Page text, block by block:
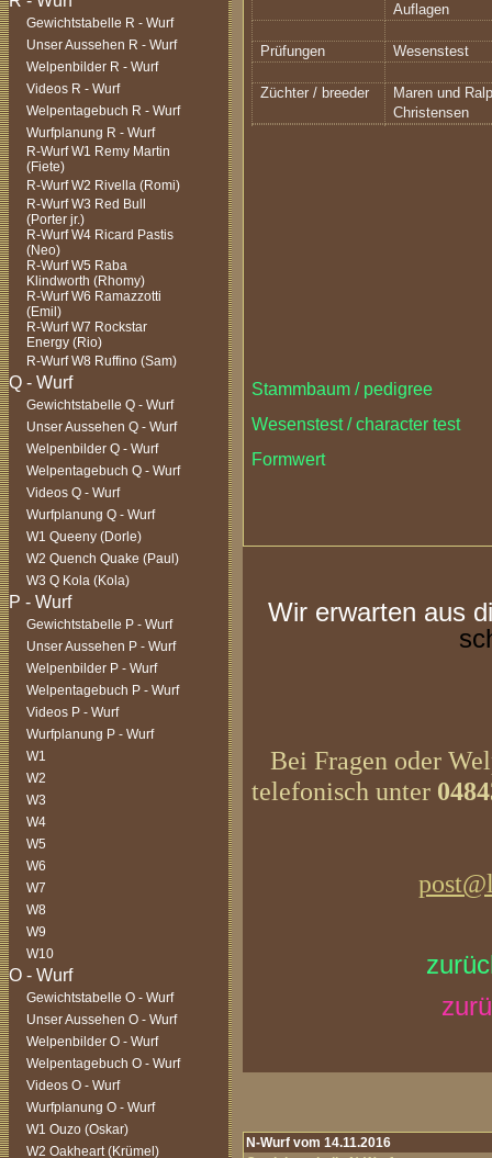
Gewichtstabelle R - Wurf
Unser Aussehen R - Wurf
Welpenbilder R - Wurf
Videos R - Wurf
Welpentagebuch R - Wurf
Wurfplanung R - Wurf
R-Wurf W1 Remy Martin
(Fiete)
R-Wurf W2 Rivella (Romi)
R-Wurf W3 Red Bull
(Porter jr.)
R-Wurf W4 Ricard Pastis
(Neo)
R-Wurf W5 Raba
Klindworth (Rhomy)
R-Wurf W6 Ramazzotti
(Emil)
R-Wurf W7 Rockstar
Energy (Rio)
R-Wurf W8 Ruffino (Sam)
Gewichtstabelle Q - Wurf
Unser Aussehen Q - Wurf
Welpenbilder Q - Wurf
Welpentagebuch Q - Wurf
Videos Q - Wurf
Wurfplanung Q - Wurf
W1 Queeny (Dorle)
W2 Quench Quake (Paul)
W3 Q Kola (Kola)
Gewichtstabelle P - Wurf
Unser Aussehen P - Wurf
Welpenbilder P - Wurf
Welpentagebuch P - Wurf
Videos P - Wurf
Wurfplanung P - Wurf
W1
W2
W3
W4
W5
W6
W7
W8
W9
W10
Gewichtstabelle O - Wurf
Unser Aussehen O - Wurf
Welpenbilder O - Wurf
Welpentagebuch O - Wurf
Videos O - Wurf
Wurfplanung O - Wurf
W1 Ouzo (Oskar)
W2 Oakheart (Krümel)
Auflagen
Prüfungen Wesenstest
Züchter / breeder
Maren und
Christensen
Stammbaum / pedigree
Wesenstest / character test
Formwert
Wir erwarten aus
Bei Fragen oder
telefonisch unter
N-Wurf vom 14.11.2016